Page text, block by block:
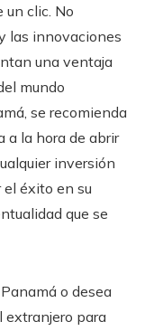
un clic. No
las innovaciones
una ventaja
mundo
se recomienda
a la hora de abrir
inversión
éxito en su
que se
o desea
extranjero para